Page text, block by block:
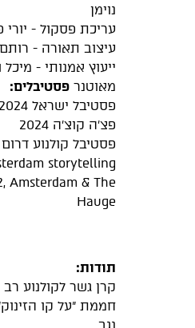
נוימן
עריכת פסקול - יורי
עיצוב תאורה -
ייעוץ אמנותי - מיכל
מאוטנר פסטיבלים:
פסטיבל ישראל 2024
פצ׳ה קוצ׳ה 2024
פסטיבל קולנוע דרום 2024
storytelling
Amsterdam & The
Hauge
תודות:
קרן גשר לקולנוע
חממת "על קו